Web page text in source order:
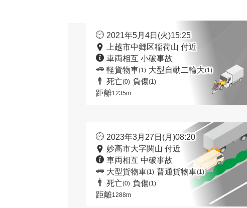
2021年5月4日(火)15:25
上越市中郷区稲荷山 付近
車両相互 小破事故
軽貨物車(1) 大型自動二輪大(1)
死亡(0) 負傷(1)
距離1235m
2023年3月27日(月)08:20
妙高市大字関山 付近
車両相互 中破事故
大型貨物車(1) 普通貨物車(1)
死亡(0) 負傷(1)
距離1288m